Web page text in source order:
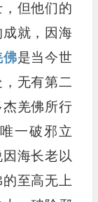
但他们的
就，因海
佛是当今世
无有第二
羌佛所行
一破邪立
海长老以
至高无上